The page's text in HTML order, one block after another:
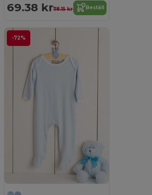
69.38 kr118.15 kr Beställ
-72%